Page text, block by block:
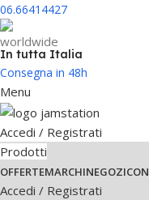
06.66414427
In tutta Italia
Consegna in 48h
Menu
Accedi / Registrati
Prodotti
OFFERTEMARCHINEGOZI
Accedi / Registrati